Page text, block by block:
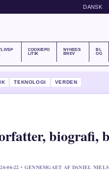
DANSK
COOKIEPO
LITIK
NYHEDS
BREV
BL
OG
TEKNOLOGI VERDEN
biografi,
06-22 • GENNEMGAET AF DANIEL